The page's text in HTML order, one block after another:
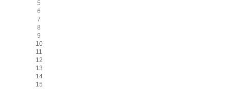
5
6
7
8
9
10
11
12
13
14
15